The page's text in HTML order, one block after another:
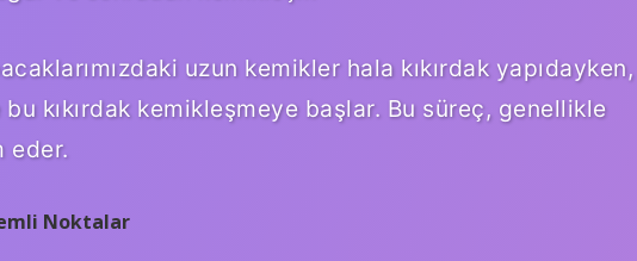
uzun kemikler hala kıkırdak yapıdayken,
kıkırdak kemikleşmeye başlar. Bu süreç, genellikle
eder.
Noktalar